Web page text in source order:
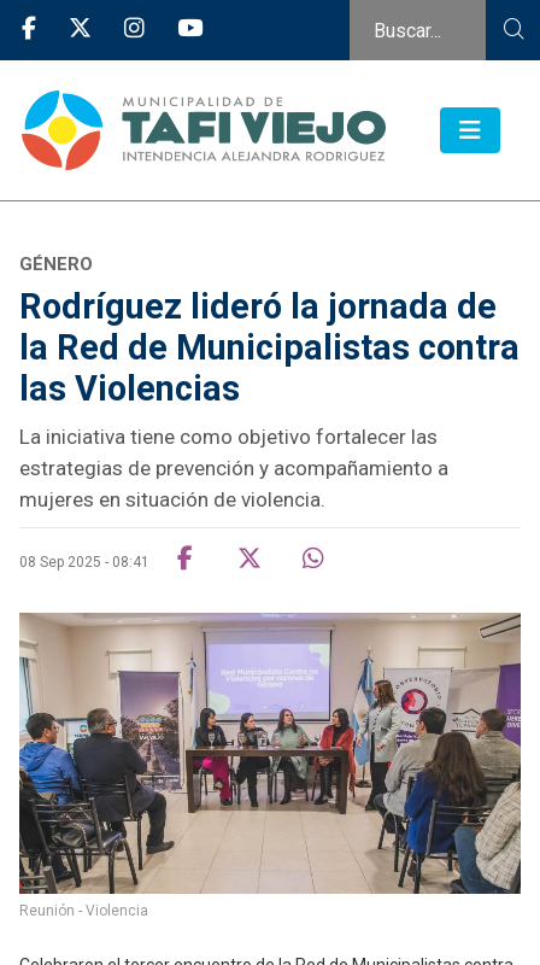
GÉNERO
Rodríguez lideró la jornada de
la Red de Municipalistas contra
las Violencias
La iniciativa tiene como objetivo fortalecer las
estrategias de prevención y acompañamiento a
mujeres en situación de violencia.
08 Sep 2025 - 08:41
Reunión - Violencia